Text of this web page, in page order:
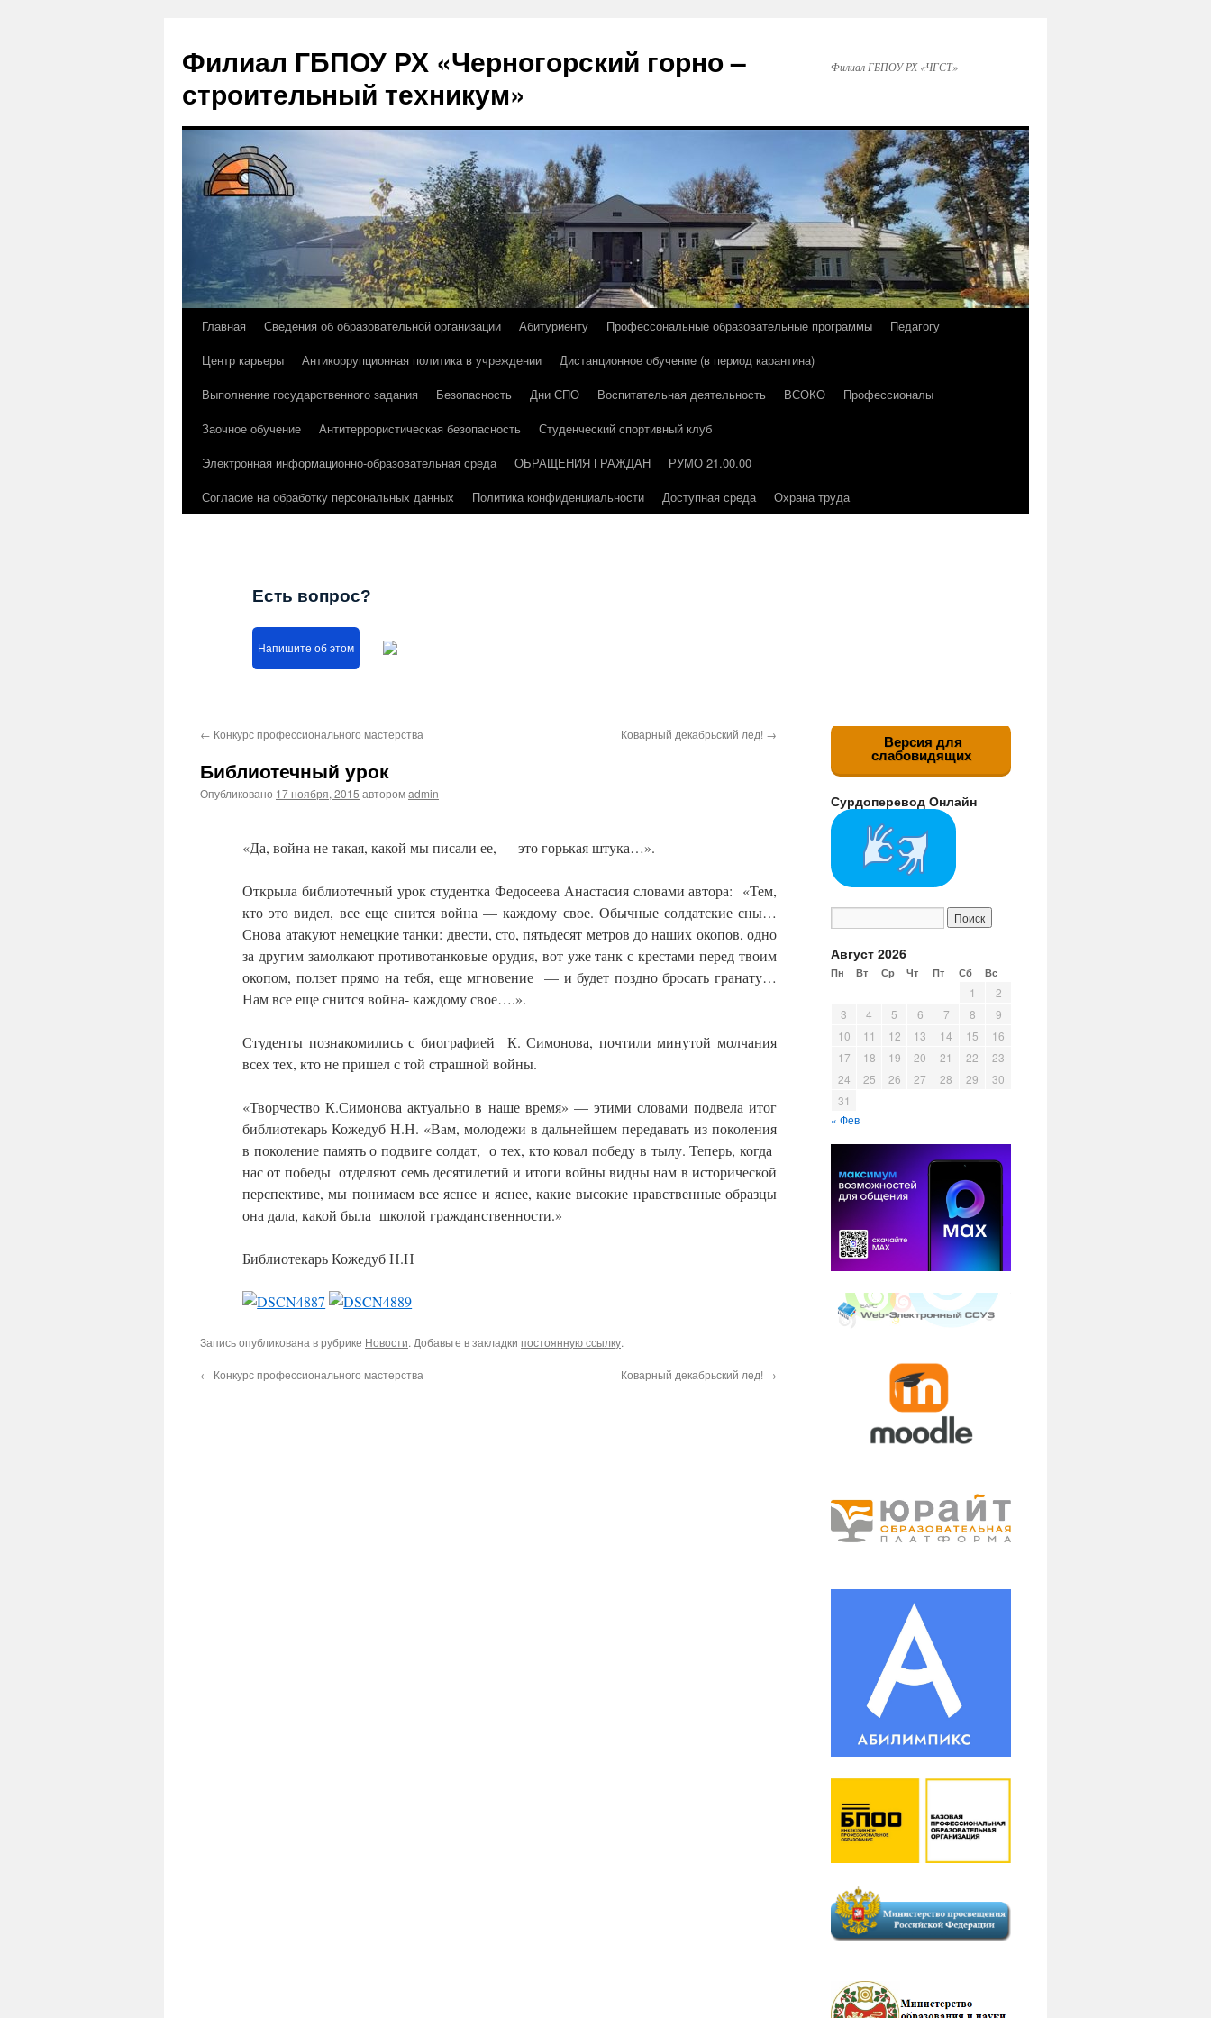
Филиал ГБПОУ РХ «Черногорский горно –
строительный техникум»
Филиал ГБПОУ РХ «ЧГСТ»
Перейти
содержимому
Главная Сведения об образовательной организации Абитуриенту Профессональные образовательные программы
Педагогу
Центр карьеры
Антикоррупционная политика в учреждении
Дистанционное обучение (в период карантина)
Выполнение государственного задания
Безопасность Дни СПО Воспитательная деятельность ВСОКО
Профессионалы
Заочное обучение
Антитеррористическая безопасность
Студенческий спортивный клуб
Электронная информационно-образовательная среда
ОБРАЩЕНИЯ ГРАЖДАН
РУМО 21.00.00
Согласие на обработку персональных данных
Политика конфиденциальности Доступная среда Охрана труда
Есть вопрос?
Напишите об этом
← Конкурс профессионального мастерства Коварный декабрьский лед! →
Библиотечный урок
Опубликовано 17 ноября, 2015 авторомadmin
«Да, война не такая, какой мы писали ее, — это горькая штука…».
Открыла библиотечный урок студентка Федосеева Анастасия словами автора: «Тем,
кто это видел, все еще снится война — каждому свое. Обычные солдатские сны…
Снова атакуют немецкие танки: двести, сто, пятьдесят метров до наших окопов, одно
за другим замолкают противотанковые орудия, вот уже танк с крестами перед твоим
окопом, ползет прямо на тебя, еще мгновение — и будет поздно бросать гранату…
Нам все еще снится война- каждому свое….».
Студенты познакомились с биографией К. Симонова, почтили минутой молчания
всех тех, кто не пришел с той страшной войны.
«Творчество К.Симонова актуально в наше время» — этими словами подвела итог
библиотекарь Кожедуб Н.Н. «Вам, молодежи в дальнейшем передавать из поколения
в поколение память о подвиге солдат, о тех, кто ковал победу в тылу. Теперь, когда
нас от победы отделяют семь десятилетий и итоги войны видны нам в исторической
перспективе, мы понимаем все яснее и яснее, какие высокие нравственные образцы
она дала, какой была школой гражданственности.»
Библиотекарь Кожедуб Н.Н
Запись опубликована в рубрике Новости. Добавьте в закладки постоянную ссылку.
← Конкурс профессионального мастерства Коварный декабрьский лед! →
Версия для
слабовидящих
Сурдоперевод Онлайн
Август 2026
Пн Вт Ср Чт Пт Сб Вс
1
2
3
4 5 6 7 8
9
10
11 12 13 14 15
16
17
18 19 20 21 22
23
24
25 26 27 28 29
30
31
« Фев